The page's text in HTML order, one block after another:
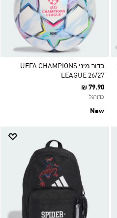
כדור מיני UEFA CHAMPIONS
LEAGUE 26/27
₪ 79.90
כדורגל
New